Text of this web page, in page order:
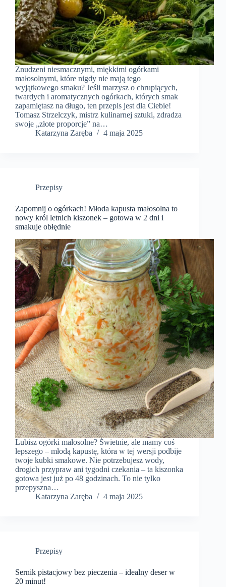
Znudzeni niesmacznymi, miękkimi ogórkami
małosolnymi, które nigdy nie mają tego
wyjątkowego smaku? Jeśli marzysz o chrupiących,
twardych i aromatycznych ogórkach, których smak
zapamiętasz na długo, ten przepis jest dla Ciebie!
Tomasz Strzelczyk, mistrz kulinarnej sztuki, zdradza
swoje „złote proporcje” na…
Katarzyna Zaręba
4 maja 2025
Przepisy
Zapomnij o ogórkach! Młoda kapusta małosolna to
nowy król letnich kiszonek – gotowa w 2 dni i
smakuje obłędnie
Lubisz ogórki małosolne? Świetnie, ale mamy coś
lepszego – młodą kapustę, która w tej wersji podbije
twoje kubki smakowe. Nie potrzebujesz wody,
drogich przypraw ani tygodni czekania – ta kiszonka
gotowa jest już po 48 godzinach. To nie tylko
przepyszna…
Katarzyna Zaręba
4 maja 2025
Przepisy
Sernik pistacjowy bez pieczenia – idealny deser w
20 minut!